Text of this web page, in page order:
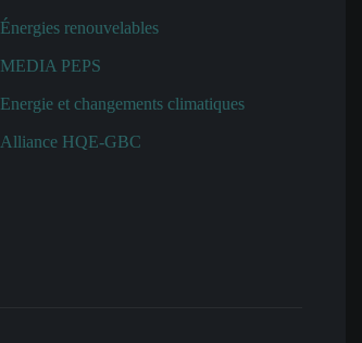
Énergies renouvelables
MEDIA PEPS
Energie et changements climatiques
Alliance HQE-GBC